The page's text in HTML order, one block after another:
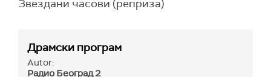
Звездани часови (реприза)
Драмски програм
Autor:
Радио Београд 2